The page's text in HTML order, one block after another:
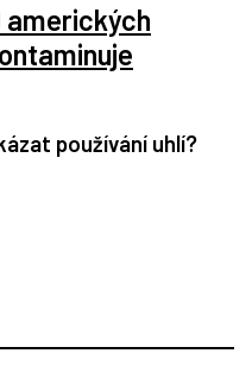
amerických
používání uhlí?